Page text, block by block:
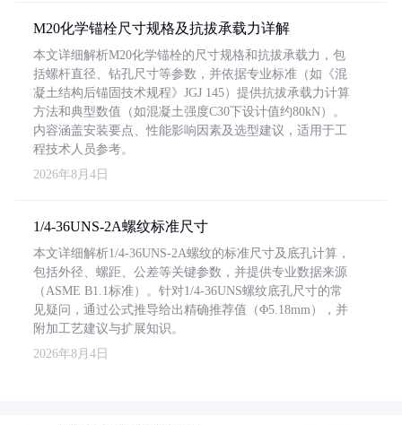
M20化学锚栓尺寸规格及抗拔承载力详解
本文详细解析M20化学锚栓的尺寸规格和抗拔承载力，包
括螺杆直径、钻孔尺寸等参数，并依据专业标准（如《混
凝土结构后锚固技术规程》JGJ 145）提供抗拔承载力计算
方法和典型数值（如混凝土强度C30下设计值约80kN）。
内容涵盖安装要点、性能影响因素及选型建议，适用于工
程技术人员参考。
2026年8月4日
1/4-36UNS-2A螺纹标准尺寸
本文详细解析1/4-36UNS-2A螺纹的标准尺寸及底孔计算，
包括外径、螺距、公差等关键参数，并提供专业数据来源
（ASME B1.1标准）。针对1/4-36UNS螺纹底孔尺寸的常
见疑问，通过公式推导给出精确推荐值（Φ5.18mm），并
附加工艺建议与扩展知识。
2026年8月4日